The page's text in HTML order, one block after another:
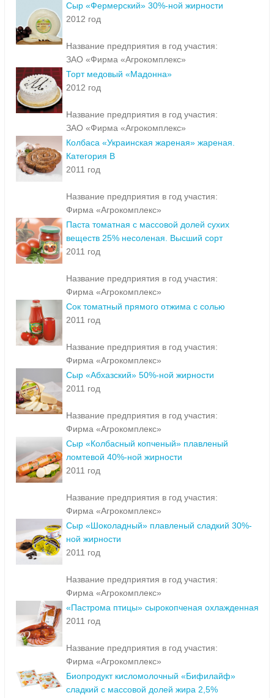
Сыр «Фермерский» 30%-ной жирности
2012 год
Название предприятия в год участия:
ЗАО «Фирма «Агрокомплекс»
Торт медовый «Мадонна»
2012 год
Название предприятия в год участия:
ЗАО «Фирма «Агрокомплекс»
Колбаса «Украинская жареная» жареная.
Категория В
2011 год
Название предприятия в год участия:
Фирма «Агрокомплекс»
Паста томатная с массовой долей сухих
веществ 25% несоленая. Высший сорт
2011 год
Название предприятия в год участия:
Фирма «Агрокомплекс»
Сок томатный прямого отжима с солью
2011 год
Название предприятия в год участия:
Фирма «Агрокомплекс»
Сыр «Абхазский» 50%-ной жирности
2011 год
Название предприятия в год участия:
Фирма «Агрокомплекс»
Сыр «Колбасный копченый» плавленый
ломтевой 40%-ной жирности
2011 год
Название предприятия в год участия:
Фирма «Агрокомплекс»
Сыр «Шоколадный» плавленый сладкий 30%-
ной жирности
2011 год
Название предприятия в год участия:
Фирма «Агрокомплекс»
«Пастрома птицы» сырокопченая охлажденная
2011 год
Название предприятия в год участия:
Фирма «Агрокомплекс»
Биопродукт кисломолочный «Бифилайф»
сладкий с массовой долей жира 2,5%